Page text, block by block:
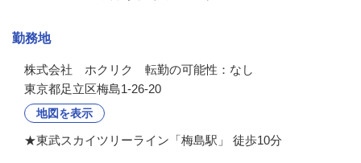
勤務地
株式会社　ホクリク　転勤の可能性：なし
東京都足立区梅島1-26-20
地図を表示
★東武スカイツリーライン「梅島駅」 徒歩10分